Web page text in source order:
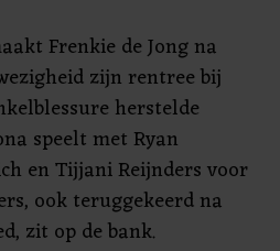
Frenkie de Jong na
zijn rentree bij
herstelde
speelt met Ryan
en Tijjani Reijnders voor
ook teruggekeerd na
zit op de bank.